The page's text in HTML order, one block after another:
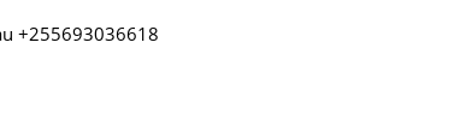
+255693036618